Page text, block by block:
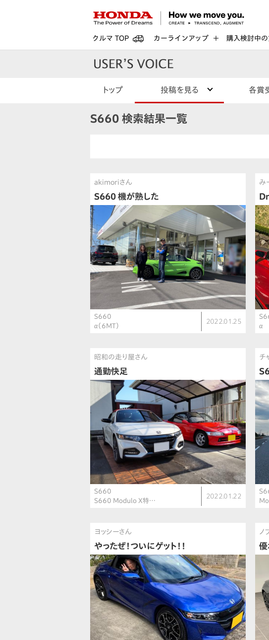
クルマ TOP カーラインアップ 購入検討中の
トップ 投稿を見る 各賞
S660 検索結果一覧
akimoriさん
S660 機が熟した
S660
α（6MT）
2022.01.25
み
α
昭和の走り屋さん
通勤快足
S660
S660 Modulo X特…
2022.01.22
チ
ヨッシーさん
やったぜ！ついにゲット！！
ノ
優